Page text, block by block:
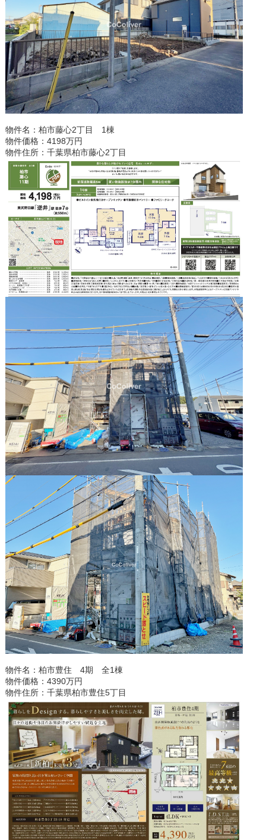
物件名：柏市藤心2丁目 1棟
物件価格：4198万円
物件住所：千葉県柏市藤心2丁目
物件名：柏市豊住 4期 全1棟
物件価格：4390万円
物件住所：千葉県柏市豊住5丁目